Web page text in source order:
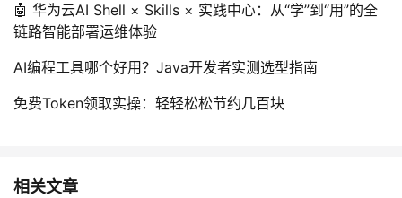
🤖 华为云AI Shell × Skills × 实践中心：从“学”到“用”的全
链路智能部署运维体验
AI编程工具哪个好用？Java开发者实测选型指南
免费Token领取实操：轻轻松松节约几百块
相关文章